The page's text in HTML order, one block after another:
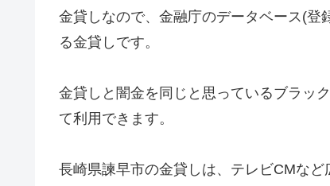
金貸しなので、金融庁のデータベース(登
る金貸しです。
金貸しと闇金を同じと思っているブラッ
て利用できます。
長崎県諫早市の金貸しは、テレビCMな